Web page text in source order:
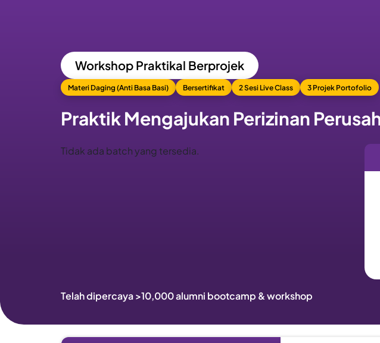
Workshop Praktikal Berprojek
Materi Daging (Anti Basa Basi) Bersertifikat 2 Sesi Live Class 3 Projek Portofolio
Praktik Mengajukan Perizinan
Tidak ada batch yang tersedia.
Telah dipercaya >10,000 alumni bootcamp & workshop